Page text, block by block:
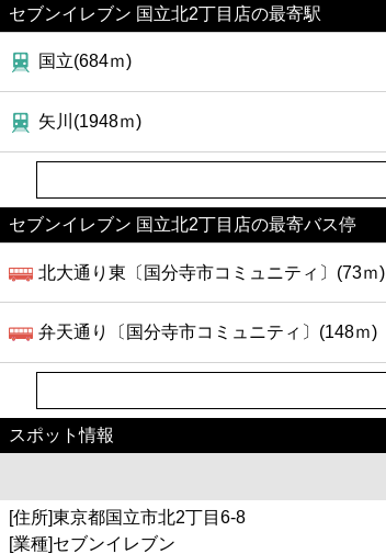
セブンイレブン 国立北2丁目店の最寄駅
国立(684ｍ)
矢川(1948ｍ)
セブンイレブン 国立北2丁目店の最寄バス停
北大通り東〔国分寺市コミュニティ〕(73ｍ)
弁天通り〔国分寺市コミュニティ〕(148ｍ)
スポット情報
[住所]東京都国立市北2丁目6-8
[業種]セブンイレブン